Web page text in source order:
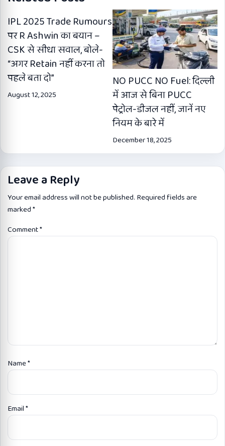
IPL 2025 Trade Rumours
पर R Ashwin का बयान –
CSK से सीधा सवाल, बोले-
“अगर Retain नहीं करना तो
पहले बता दो”
August 12, 2025
NO PUCC NO Fuel: दिल्ली
में आज से बिना PUCC
पेट्रोल-डीजल नहीं, जानें नए
नियम के बारे में
December 18, 2025
Leave a Reply
Your email address will not be published. Required fields are
marked*
Comment*
Name*
Email*